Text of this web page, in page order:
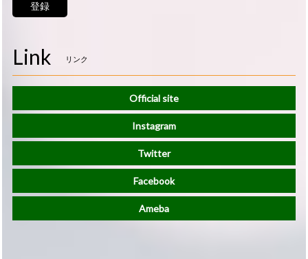
登録
Link リンク
Official site
Instagram
Twitter
Facebook
Ameba